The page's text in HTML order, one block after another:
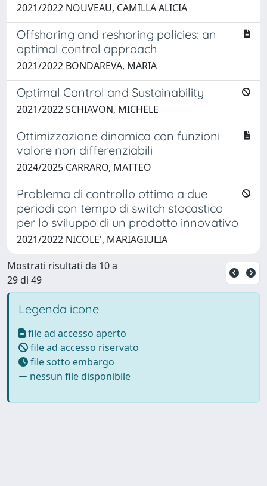
2021/2022 NOUVEAU, CAMILLA ALICIA
Offshoring and reshoring policies: an
optimal control approach
2021/2022 BONDAREVA, MARIA
Optimal Control and Sustainability
2021/2022 SCHIAVON, MICHELE
Ottimizzazione dinamica con funzioni
valore non differenziabili
2024/2025 CARRARO, MATTEO
Problema di controllo ottimo a due
periodi con tempo di switch stocastico
per lo sviluppo di un prodotto innovativo
2021/2022 NICOLE', MARIAGIULIA
Mostrati risultati da 10 a
29 di 49
Legenda icone
file ad accesso aperto
file ad accesso riservato
file sotto embargo
nessun file disponibile